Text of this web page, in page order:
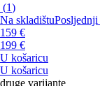
(1)
Na skladištuPosljednji
159 €
199 €
U košaricu
U košaricu
druge varijante